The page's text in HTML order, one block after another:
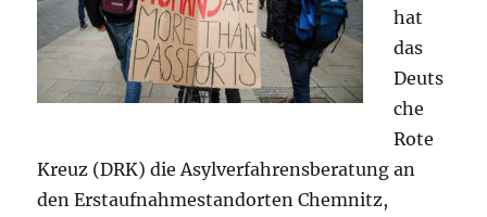
hat
das
Deuts
che
Rote
Kreuz (DRK) die Asylverfahrensberatung an
den Erstaufnahmestandorten Chemnitz,